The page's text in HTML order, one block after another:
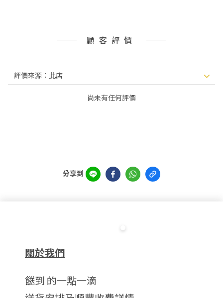
顧客評價
尚未有任何評價
分享到
關於我們
餸到 的一點一滴